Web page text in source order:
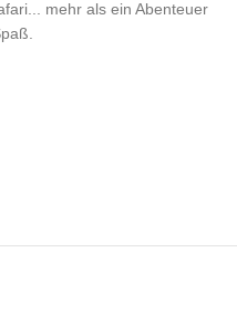
mehr als ein Abenteuer